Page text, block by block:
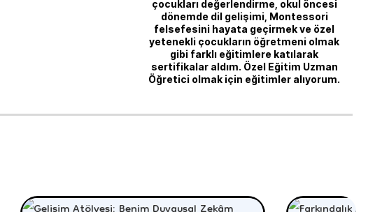
çocukları değerlendirme, okul öncesi
dönemde dil gelişimi, Montessori
felsefesini hayata geçirmek ve özel
yetenekli çocukların öğretmeni olmak
gibi farklı eğitimlere katılarak
sertifikalar aldım. Özel Eğitim Uzman
Öğretici olmak için eğitimler alıyorum.